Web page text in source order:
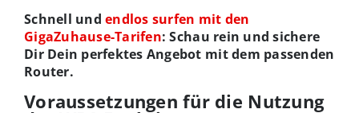
Schnell undendlos surfen mit den
GigaZuhause-Tarifen: Schau rein und sichere
Dir Dein perfektes Angebot mit dem passenden
Router.
Voraussetzungen für die Nutzung